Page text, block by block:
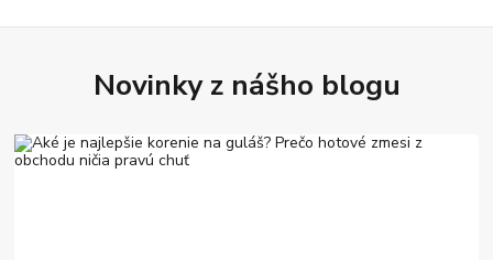
Novinky z nášho blogu